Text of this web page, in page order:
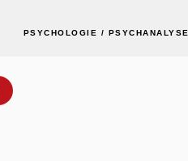
PSYCHOLOGIE / PSYCHANALYSE